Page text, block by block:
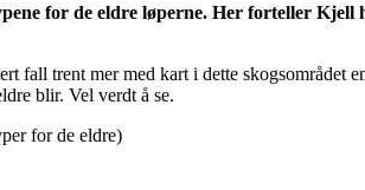
for de eldre løperne. Her forteller Kjell
trent mer med kart i dette skogsområdet
blir. Vel verdt å se.
for de eldre)